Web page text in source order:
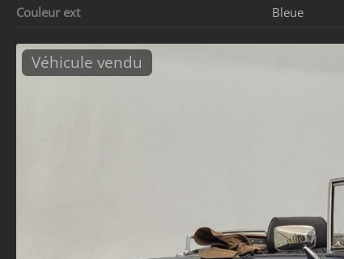
Couleur ext
Bleue
Véhicule vendu